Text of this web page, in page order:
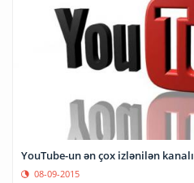
YouTube-un ən çox izlənilən kanalı
08-09-2015